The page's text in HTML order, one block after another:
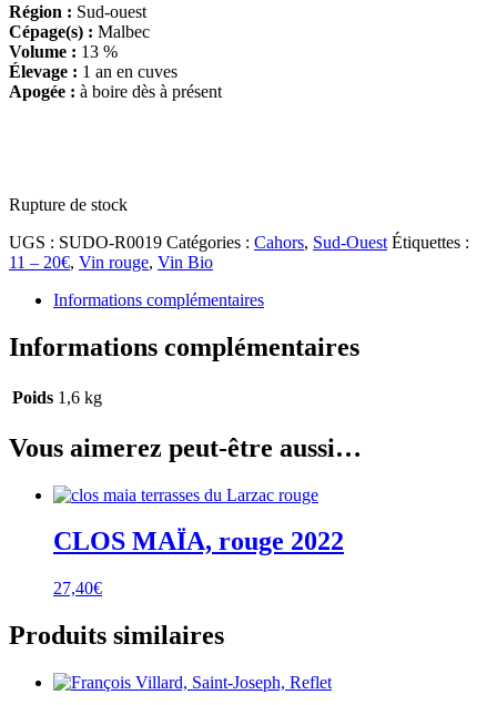
Région : Sud-ouest
Cépage(s) : Malbec
Volume : 13 %
Élevage : 1 an en cuves
Apogée : à boire dès à présent
Rupture de stock
UGS : SUDO-R0019 Catégories : Cahors, Sud-Ouest Étiquettes :
11 – 20€, Vin rouge, Vin Bio
Informations complémentaires
Informations complémentaires
Poids 1,6 kg
Vous aimerez peut-être aussi…
CLOS MAÏA, rouge 2022
27,40€
Produits similaires